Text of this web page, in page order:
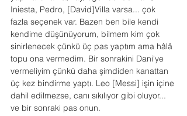
Iniesta, Pedro, [David]Villa varsa... çok
fazla seçenek var. Bazen ben bile kendi
kendime düşünüyorum, bilmem kim çok
sinirlenecek çünkü üç pas yaptım ama hâlâ
topu ona vermedim. Bir sonrakini Dani'ye
vermeliyim çünkü daha şimdiden kanattan
üç kez bindirme yaptı. Leo [Messi] işin içine
dahil edilmezse, canı sıkılıyor gibi oluyor...
ve bir sonraki pas onun.